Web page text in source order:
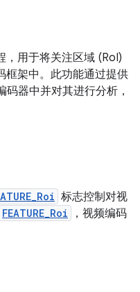
，用于将关注区域 (RoI)
框架中。此功能通过提供
器中并对其进行分析，
标志控制对视
FEATURE_Roi
，视频编码